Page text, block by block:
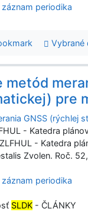
záznam periodika
Vybrané
metód
pre
GNSS (rýchlej
- Katedra
- Katedra
Zvolen. Roč.
záznam periodika
SLDK - ČLÁNKY